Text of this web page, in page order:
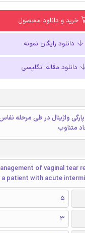
خرید و دانلود محصول
دانلود رایگان نمونه
دانلود مقاله انگلیسی
واژینال در طی مرحله
متناوب
of vaginal tear
a patient with acute
5
3